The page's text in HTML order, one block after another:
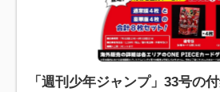
「週刊少年ジャンプ」33号の